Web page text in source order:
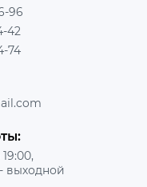
96
42
74
выходной